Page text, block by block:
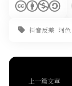
抖音反差 阿色
上一篇文章